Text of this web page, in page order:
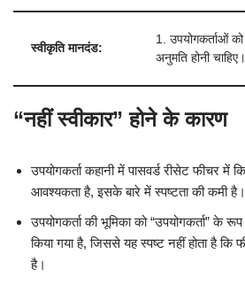
स्वीकृति मानदंड:
1. उपयोगकर्ताओं
अनुमति होनी चाहिए।
“नहीं स्वीकार” होने के कारण
उपयोगकर्ता कहानी में पासवर्ड रीसेट फीचर में
आवश्यकता है, इसके बारे में स्पष्टता की कमी है।
उपयोगकर्ता की भूमिका को “उपयोगकर्ता” के
किया गया है, जिससे यह स्पष्ट नहीं होता है कि
है।